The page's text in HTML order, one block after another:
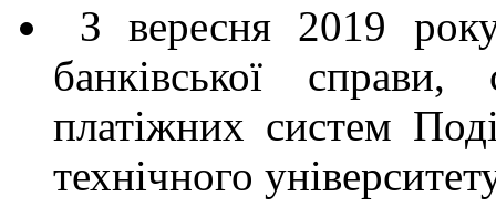
З вересня 2019
банківської
платіжних систем
технічного